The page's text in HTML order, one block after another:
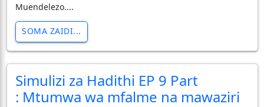
Muendelezo....
SOMA ZAIDI...
Simulizi za Hadithi EP 9 Part
: Mtumwa wa mfalme na mawaziri